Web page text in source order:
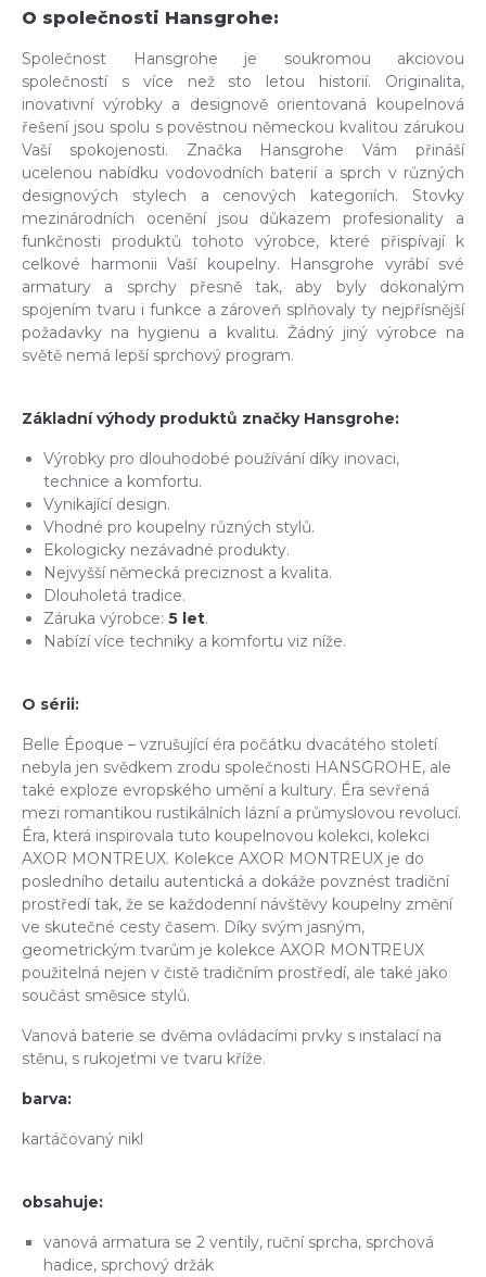
O společnosti Hansgrohe:
Společnost Hansgrohe je soukromou akciovou
společností s více než sto letou historií. Originalita,
inovativní výrobky a designově orientovaná koupelnová
řešení jsou spolu s pověstnou německou kvalitou zárukou
Vaší spokojenosti. Značka Hansgrohe Vám přináší
ucelenou nabídku vodovodních baterií a sprch v různých
designových stylech a cenových kategoriích. Stovky
mezinárodních ocenění jsou důkazem profesionality a
funkčnosti produktů tohoto výrobce, které přispívají k
celkové harmonii Vaší koupelny. Hansgrohe vyrábí své
armatury a sprchy přesně tak, aby byly dokonalým
spojením tvaru i funkce a zároveň splňovaly ty nejpřísnější
požadavky na hygienu a kvalitu. Žádný jiný výrobce na
světě nemá lepší sprchový program.
Základní výhody produktů značky Hansgrohe:
Výrobky pro dlouhodobé používání díky inovaci,
technice a komfortu.
Vynikající design.
Vhodné pro koupelny různých stylů.
Ekologicky nezávadné produkty.
Nejvyšší německá preciznost a kvalita.
Dlouholetá tradice.
Záruka výrobce: 5 let.
Nabízí více techniky a komfortu viz níže.
O sérii:
Belle Époque – vzrušující éra počátku dvacátého století
nebyla jen svědkem zrodu společnosti HANSGROHE, ale
také exploze evropského umění a kultury. Éra sevřená
mezi romantikou rustikálních lázní a průmyslovou revolucí.
Éra, která inspirovala tuto koupelnovou kolekci, kolekci
AXOR MONTREUX. Kolekce AXOR MONTREUX je do
posledního detailu autentická a dokáže povznést tradiční
prostředí tak, že se každodenní návštěvy koupelny změní
ve skutečné cesty časem. Díky svým jasným,
geometrickým tvarům je kolekce AXOR MONTREUX
použitelná nejen v čistě tradičním prostředí, ale také jako
součást směsice stylů.
Vanová baterie se dvěma ovládacími prvky s instalací na
stěnu, s rukojeťmi ve tvaru kříže.
barva:
kartáčovaný nikl
obsahuje:
vanová armatura se 2 ventily, ruční sprcha, sprchová
hadice, sprchový držák